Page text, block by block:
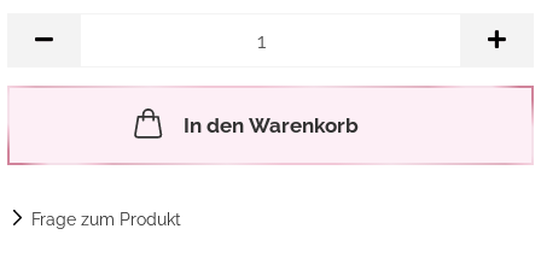
In den Warenkorb
Frage zum Produkt